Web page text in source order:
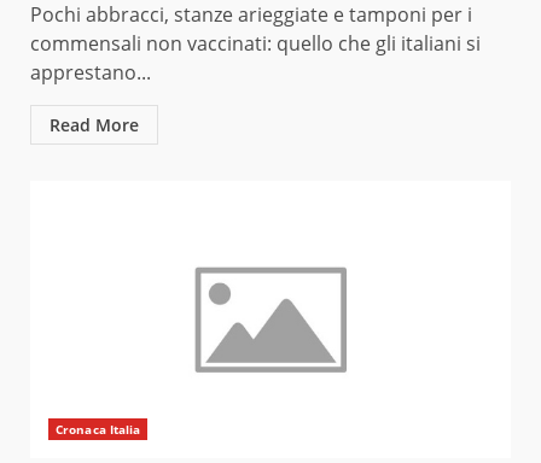
Pochi abbracci, stanze arieggiate e tamponi per i
commensali non vaccinati: quello che gli italiani si
apprestano...
Read More
Cronaca Italia